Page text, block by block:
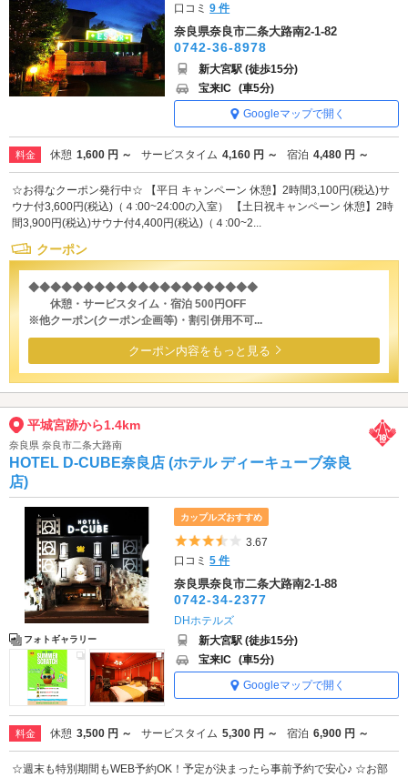
口コミ9 件
奈良県奈良市二条大路南2-1-82
0742-36-8978
新大宮駅 (徒歩15分)
宝来IC (車5分)
Googleマップで開く
料金 休憩 1,600 円 ～ サービスタイム 4,160 円 ～ 宿泊 4,480 円 ～
☆お得なクーポン発行中☆ 【平日 キャンペーン 休憩】2時間3,100円(税込)サ
ウナ付3,600円(税込)（４:00~24:00の入室） 【土日祝キャンペーン 休憩】2時
間3,900円(税込)サウナ付4,400円(税込)（４:00~2...
クーポン
◆◆◆◆◆◆◆◆◆◆◆◆◆◆◆◆◆◆◆◆◆
休憩・サービスタイム・宿泊 500円OFF
※他クーポン(クーポン企画等)・割引併用不可...
クーポン内容をもっと見る
平城宮跡から1.4km
奈良県 奈良市二条大路南
HOTEL D-CUBE奈良店 (ホテル ディーキューブ奈良
店)
フォトギャラリー
カップルズおすすめ
5つ星のうち3.5
3.67
口コミ5 件
奈良県奈良市二条大路南2-1-88
0742-34-2377
DHホテルズ
新大宮駅 (徒歩15分)
宝来IC (車5分)
Googleマップで開く
料金 休憩 3,500 円 ～ サービスタイム 5,300 円 ～ 宿泊 6,900 円 ～
☆週末も特別期間もWEB予約OK！予定が決まったら事前予約で安心♪ ☆お部